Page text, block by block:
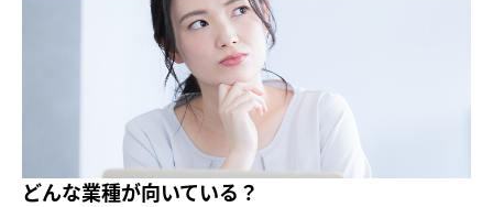
どんな業種が向いている？